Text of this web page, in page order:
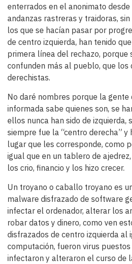
enterrados en el anonimato desde
andanzas rastreras y traidoras,
los que se hacían pasar por
de centro izquierda, han tenido
primera línea del rechazo, porque
confunden más al pueblo, que los
derechistas.
No daré nombres porque la gente
informada sabe quienes son, se
ellos nunca han sido de izquierda,
siempre fue la “centro derecha” y
lugar que les corresponde, como
igual que en un tablero de
los crio, financio y los hizo crecer.
Un troyano o caballo troyano es
malware disfrazado de software
infectar el ordenador, alterar los
robar datos y dinero, como ven
disfrazados de centro izquierda al
computación, fueron virus
infectaron y alteraron el curso de